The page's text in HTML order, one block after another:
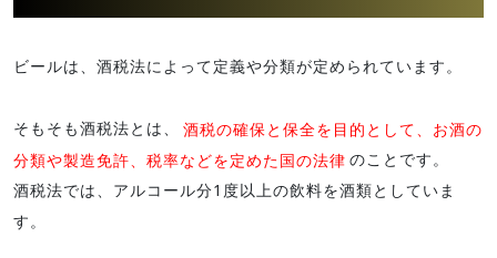
ビールは、酒税法によって定義や分類が定められています。
そもそも酒税法とは、
酒税の確保と保全を目的として、お酒の
分類や製造免許、税率などを定めた国の法律 のことです。
酒税法では、アルコール分1度以上の飲料を酒類としていま
す。